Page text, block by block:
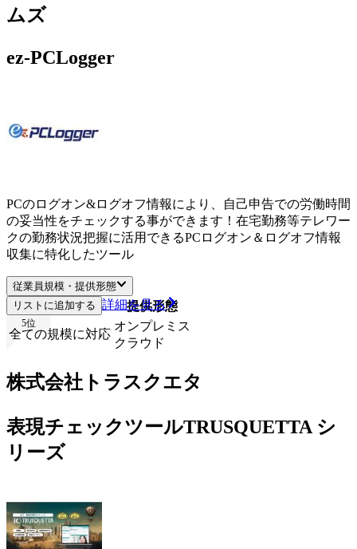
ムズ
ez-PCLogger
PCのログオン&ログオフ情報により、自己申告での労働時間
の妥当性をチェックする事ができます！在宅勤務等テレワー
クの勤務状況把握に活用できるPCログオン＆ログオフ情報
収集に特化したツール
従業員規模・提供形態
従業員規模 提供形態
全ての規模に対応
オンプレミス
クラウド
リストに追加する 詳細を見る
5位
株式会社トラスクエタ
表現チェックツールTRUSQUETTA シ
リーズ